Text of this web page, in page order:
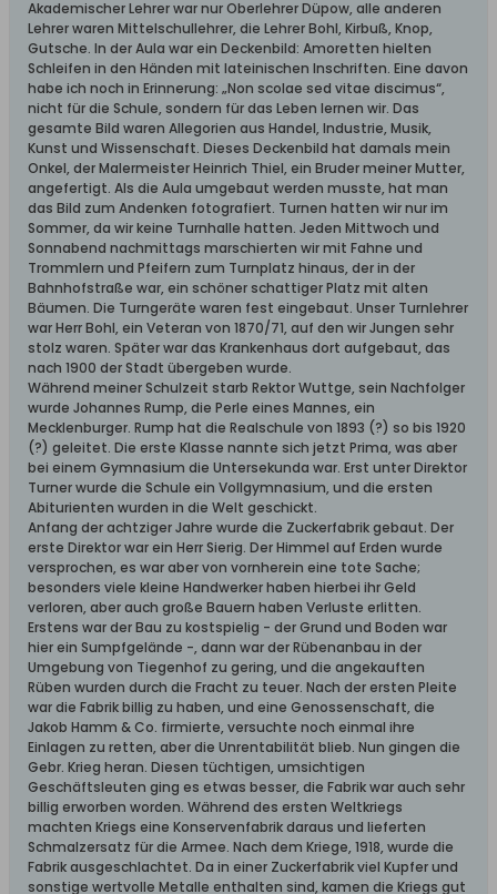
Akademischer Lehrer war nur Oberlehrer Düpow, alle anderen
Lehrer waren Mittelschullehrer, die Lehrer Bohl, Kirbuß, Knop,
Gutsche. In der Aula war ein Deckenbild: Amoretten hielten
Schleifen in den Händen mit lateinischen Inschriften. Eine davon
habe ich noch in Erinnerung: „Non scolae sed vitae discimus“,
nicht für die Schule, sondern für das Leben lernen wir. Das
gesamte Bild waren Allegorien aus Handel, Industrie, Musik,
Kunst und Wissenschaft. Dieses Deckenbild hat damals mein
Onkel, der Malermeister Heinrich Thiel, ein Bruder meiner Mutter,
angefertigt. Als die Aula umgebaut werden musste, hat man
das Bild zum Andenken fotografiert. Turnen hatten wir nur im
Sommer, da wir keine Turnhalle hatten. Jeden Mittwoch und
Sonnabend nachmittags marschierten wir mit Fahne und
Trommlern und Pfeifern zum Turnplatz hinaus, der in der
Bahnhofstraße war, ein schöner schattiger Platz mit alten
Bäumen. Die Turngeräte waren fest eingebaut. Unser Turnlehrer
war Herr Bohl, ein Veteran von 1870/71, auf den wir Jungen sehr
stolz waren. Später war das Krankenhaus dort aufgebaut, das
nach 1900 der Stadt übergeben wurde.
Während meiner Schulzeit starb Rektor Wuttge, sein Nachfolger
wurde Johannes Rump, die Perle eines Mannes, ein
Mecklenburger. Rump hat die Realschule von 1893 (?) so bis 1920
(?) geleitet. Die erste Klasse nannte sich jetzt Prima, was aber
bei einem Gymnasium die Untersekunda war. Erst unter Direktor
Turner wurde die Schule ein Vollgymnasium, und die ersten
Abiturienten wurden in die Welt geschickt.
Anfang der achtziger Jahre wurde die Zuckerfabrik gebaut. Der
erste Direktor war ein Herr Sierig. Der Himmel auf Erden wurde
versprochen, es war aber von vornherein eine tote Sache;
besonders viele kleine Handwerker haben hierbei ihr Geld
verloren, aber auch große Bauern haben Verluste erlitten.
Erstens war der Bau zu kostspielig - der Grund und Boden war
hier ein Sumpfgelände -, dann war der Rübenanbau in der
Umgebung von Tiegenhof zu gering, und die angekauften
Rüben wurden durch die Fracht zu teuer. Nach der ersten Pleite
war die Fabrik billig zu haben, und eine Genossenschaft, die
Jakob Hamm & Co. firmierte, versuchte noch einmal ihre
Einlagen zu retten, aber die Unrentabilität blieb. Nun gingen die
Gebr. Krieg heran. Diesen tüchtigen, umsichtigen
Geschäftsleuten ging es etwas besser, die Fabrik war auch sehr
billig erworben worden. Während des ersten Weltkriegs
machten Kriegs eine Konservenfabrik daraus und lieferten
Schmalzersatz für die Armee. Nach dem Kriege, 1918, wurde die
Fabrik ausgeschlachtet. Da in einer Zuckerfabrik viel Kupfer und
sonstige wertvolle Metalle enthalten sind, kamen die Kriegs gut